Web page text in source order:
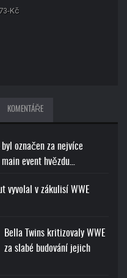
Kč
KOMENTÁŘE
byl označen za nejvíce
event hvězdu…
vyvolal v zákulisí WWE
Bella Twins kritizovaly WWE
za slabé budování jejich